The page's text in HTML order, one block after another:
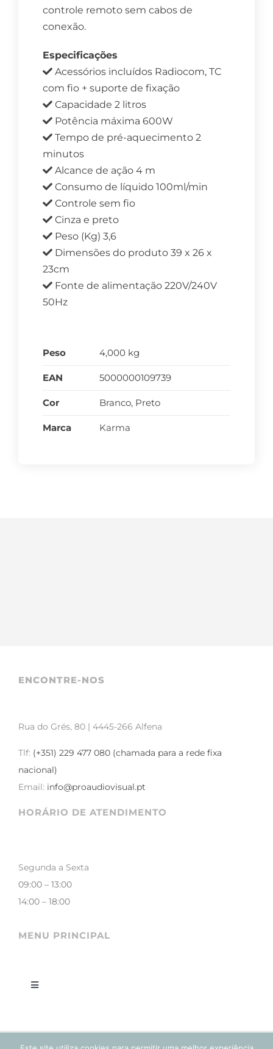
controle remoto sem cabos de
conexão.
Especificações
Acessórios incluídos Radiocom, TC
com fio + suporte de fixação
Capacidade 2 litros
Potência máxima 600W
Tempo de pré-aquecimento 2
minutos
Alcance de ação 4 m
Consumo de líquido 100ml/min
Controle sem fio
Cinza e preto
Peso (Kg) 3,6
Dimensões do produto 39 x 26 x
23cm
Fonte de alimentação 220V/240V
50Hz
Peso 4,000 kg
EAN 5000000109739
Cor Branco, Preto
Marca Karma
ENCONTRE-NOS
Rua do Grés, 80 | 4445-266 Alfena
Tlf: (+351) 229 477 080 (chamada para a rede fixa
nacional)
Email: info@proaudiovisual.pt
HORÁRIO DE ATENDIMENTO
Segunda a Sexta
09:00 – 13:00
14:00 – 18:00
MENU PRINCIPAL
Toggle